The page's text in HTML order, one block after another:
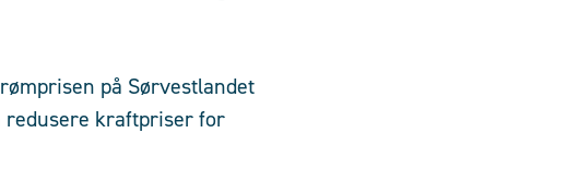
på Sørvestlandet
redusere kraftpriser for